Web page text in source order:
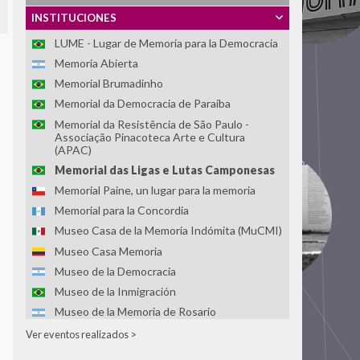
INSTITUCIONES
Asociación Centro Loyola Ayacucho
LUME - Lugar de Memoria para la Democracia
Memoria Abierta
Memorial Brumadinho
Memorial da Democracia de Paraíba
Memorial da Resistência de São Paulo -
Associação Pinacoteca Arte e Cultura
(APAC)
Memorial das Ligas e Lutas Camponesas
Memorial Paine, un lugar para la memoria
Memorial para la Concordia
Museo Casa de la Memoria Indómita (MuCMI)
Museo Casa Memoria
Museo de la Democracia
Museo de la Inmigración
Museo de la Memoria de Rosario
Museo de la Memoria y los Derechos
Ver eventos realizados >